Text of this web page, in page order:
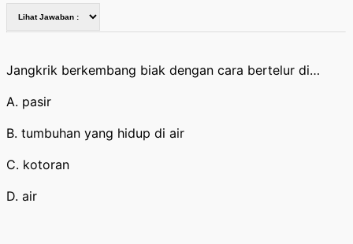
Jangkrik berkembang biak dengan cara bertelur di…
A. pasir
B. tumbuhan yang hidup di air
C. kotoran
D. air